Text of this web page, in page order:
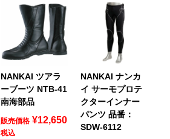
NANKAI ツアラ
ーブーツ NTB-41
南海部品
販売価格 ¥12,650
税込
NANKAI ナンカ
イ サーモプロテ
クターインナー
パンツ 品番：
SDW-6112